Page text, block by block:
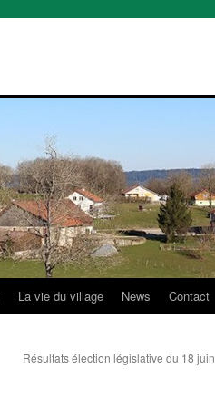
La vie du village News Contact
Résultats élection législative du 18 juin